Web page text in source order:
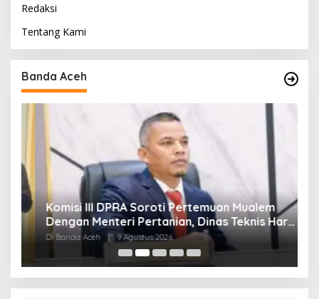
Redaksi
Tentang Kami
Banda Aceh
Komisi III DPRA Soroti Pertemuan Mualem
Dengan Menteri Pertanian, Dinas Teknis Harus
Dilibatkan
Di Banda Aceh | 9 Agustus 2026